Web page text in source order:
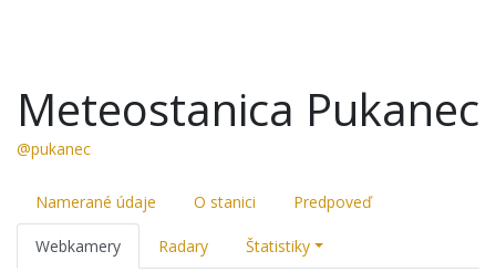
Meteostanica Pukanec
@pukanec
Namerané údaje O stanici Predpoveď
Webkamery Radary Štatistiky